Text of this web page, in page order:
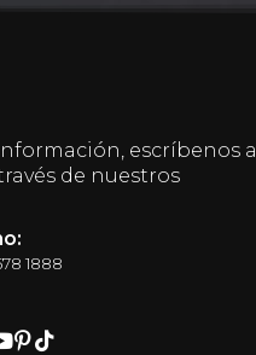
escríbenos a
de nuestros
1888